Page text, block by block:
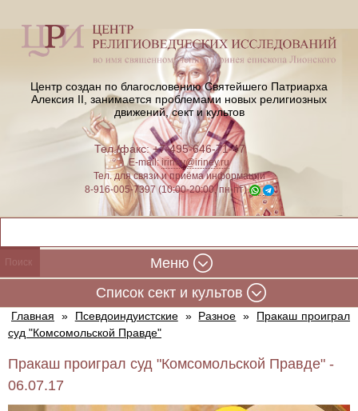
Центр создан по благословению Святейшего Патриарха
Алексия II, занимается проблемами новых религиозных
движений, сект и культов
Тел./факс: +7-495-646-71-47
E-mail:iriney@iriney.ru
Тел. для связи и приёма информации
8-916-005-7397 (10:00-20:00, пн-пт)
Меню
Cписок сект и культов
Главная » Псевдоиндуистские » Разное »
Пракаш проиграл
суд "Комсомольской Правде"
Пракаш проиграл суд "Комсомольской Правде" -
06.07.17